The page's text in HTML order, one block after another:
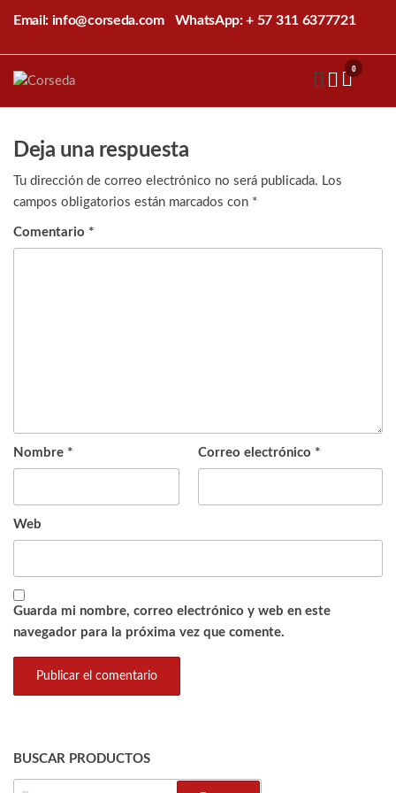
contenido
Email: info@corseda.com WhatsApp: + 57 311 6377721
sericultura
0
Deja una respuesta
Tu dirección de correo electrónico no será publicada. Los
campos obligatorios están marcados con *
Comentario *
Nombre * Correo electrónico *
Web
Guarda mi nombre, correo electrónico y web en este
navegador para la próxima vez que comente.
BUSCAR PRODUCTOS
BUSCAR: